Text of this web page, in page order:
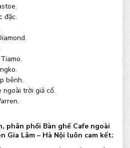
đặc.
bênh.
ngoài trời giả cổ.
phân phối Bàn ghế Cafe ngoài
Gia Lâm – Hà Nội luôn cam kết: